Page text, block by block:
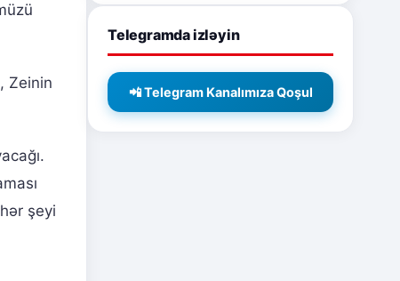
Zeinin
şeyi
Telegramda izləyin
📲 Telegram Kanalımıza Qoşul